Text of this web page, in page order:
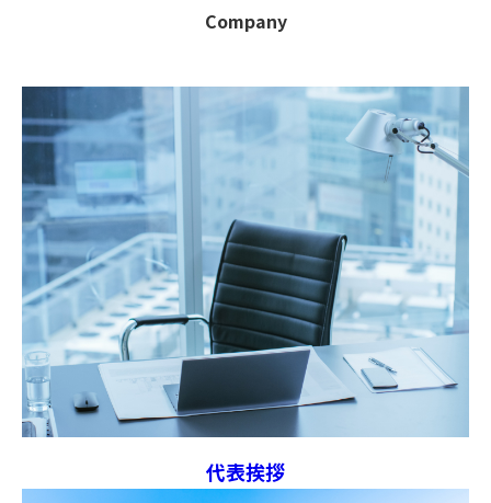
Company
代表挨拶